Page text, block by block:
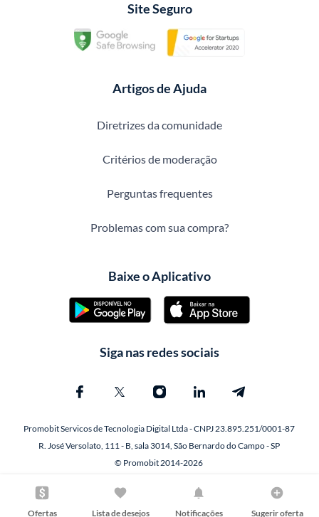
Ofertas Lista de desejos Notificações Sugerir oferta
Site Seguro
Artigos de Ajuda
Diretrizes da comunidade
Critérios de moderação
Perguntas frequentes
Problemas com sua compra?
Baixe o Aplicativo
Siga nas redes sociais
Promobit Servicos de Tecnologia Digital Ltda - CNPJ 23.895.251/0001-87
R. José Versolato, 111 - B, sala 3014, São Bernardo do Campo - SP
© Promobit 2014-2026